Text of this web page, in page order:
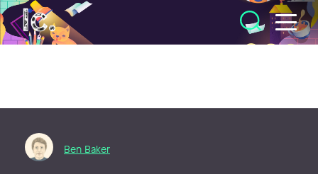
Illustratörcentrum
Ben Baker